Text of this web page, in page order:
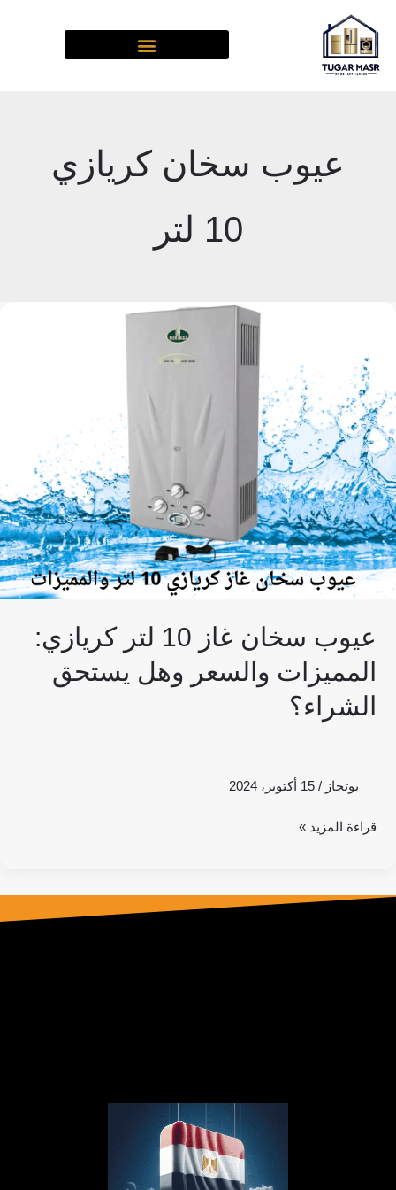
إلى
المحتوى
عيوب سخان كريازي
10 لتر
عيوب سخان غاز 10 لتر كريازي:
المميزات والسعر وهل يستحق
الشراء؟
بوتجاز /15 أكتوبر، 2024
غاز
10
لتر
كريازي:
المميزات
والسعر
وهل
يستحق
الشراء؟
قراءة المزيد »